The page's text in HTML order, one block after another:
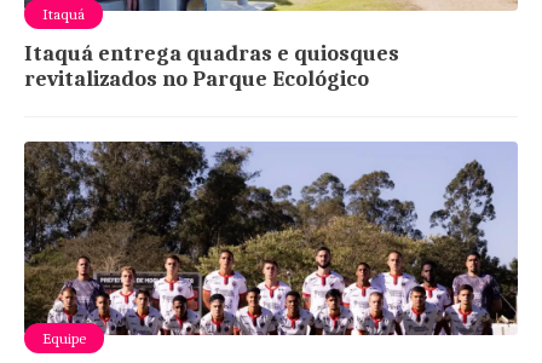
Itaquá
Itaquá entrega quadras e quiosques
revitalizados no Parque Ecológico
Equipe